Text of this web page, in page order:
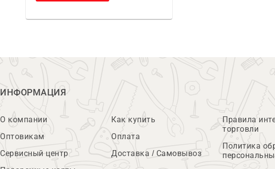
ИНФОРМАЦИЯ
О компании
Оптовикам
Сервисный центр
Как купить
Оплата
Доставка / Самовывоз
Правила
торговли
Политика